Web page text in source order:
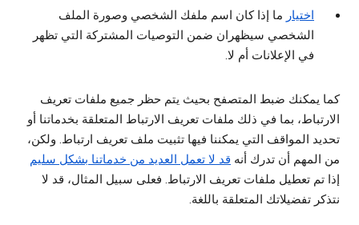
اختيار ما إذا كان اسم ملفك الشخصي وصورة الملف
الشخصي سيظهران ضمن التوصيات المشتركة التي تظهر
في الإعلانات أم لا.
كما يمكنك ضبط المتصفح بحيث يتم حظر جميع ملفات تعريف
الارتباط، بما في ذلك ملفات تعريف الارتباط المتعلقة بخدماتنا أو
تحديد المواقف التي يمكننا فيها تثبيت ملف تعريف ارتباط. ولكن،
من المهم أن تدرك أنه قد لا تعمل العديد من خدماتنا بشكل سليم
إذا تم تعطيل ملفات تعريف الارتباط. فعلى سبيل المثال، قد لا
نتذكر تفضيلاتك المتعلقة باللغة.